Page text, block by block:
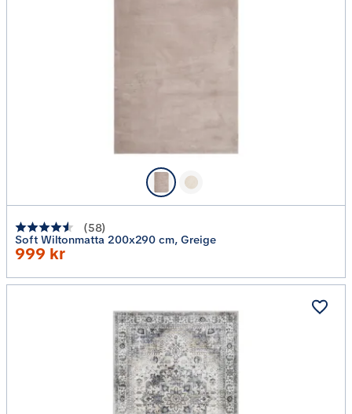
(58)
Soft Wiltonmatta 200x290 cm, Greige
Rabatterat
999 kr